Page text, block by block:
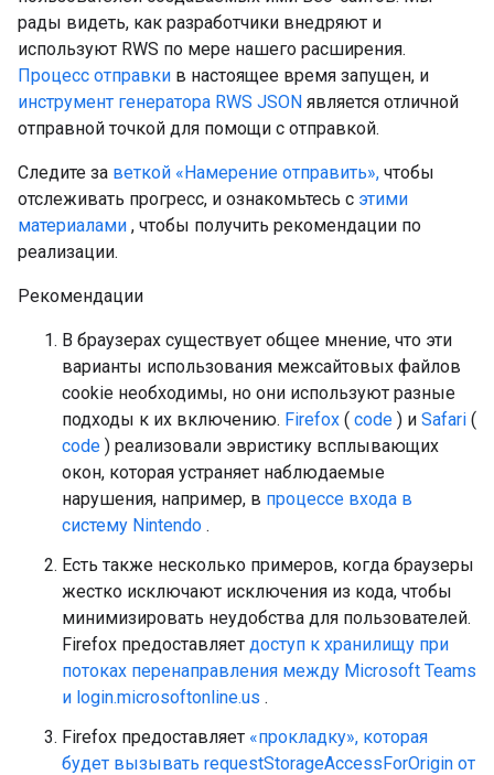
рады видеть, как разработчики внедряют и
используют RWS по мере нашего расширения.
Процесс отправки в настоящее время запущен, и
инструмент генератора RWS JSON является отличной
отправной точкой для помощи с отправкой.
Следите за веткой «Намерение отправить», чтобы
отслеживать прогресс, и ознакомьтесь с этими
материалами , чтобы получить рекомендации по
реализации.
Рекомендации
В браузерах существует общее мнение, что эти
варианты использования межсайтовых файлов
cookie необходимы, но они используют разные
подходы к их включению. Firefox ( code ) и Safari (
code ) реализовали эвристику всплывающих
окон, которая устраняет наблюдаемые
нарушения, например, в процессе входа в
систему Nintendo .
Есть также несколько примеров, когда браузеры
жестко исключают исключения из кода, чтобы
минимизировать неудобства для пользователей.
Firefox предоставляет доступ к хранилищу при
потоках перенаправления между Microsoft Teams
и login.microsoftonline.us .
Firefox предоставляет «прокладку», которая
будет вызывать requestStorageAccessForOrigin от